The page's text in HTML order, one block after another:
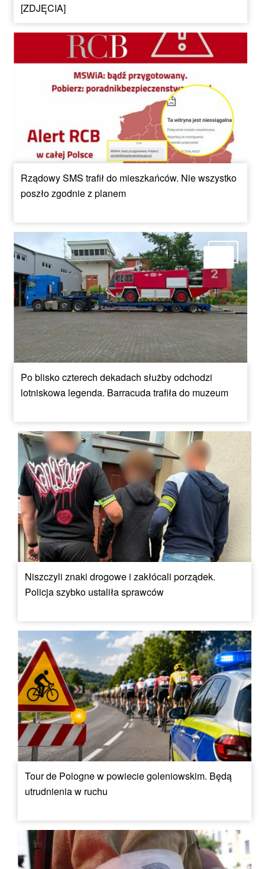
[ZDJĘCIA]
Rządowy SMS trafił do mieszkańców. Nie wszystko
poszło zgodnie z planem
Po blisko czterech dekadach służby odchodzi
lotniskowa legenda. Barracuda trafiła do muzeum
Niszczyli znaki drogowe i zakłócali porządek.
Policja szybko ustaliła sprawców
Tour de Pologne w powiecie goleniowskim. Będą
utrudnienia w ruchu